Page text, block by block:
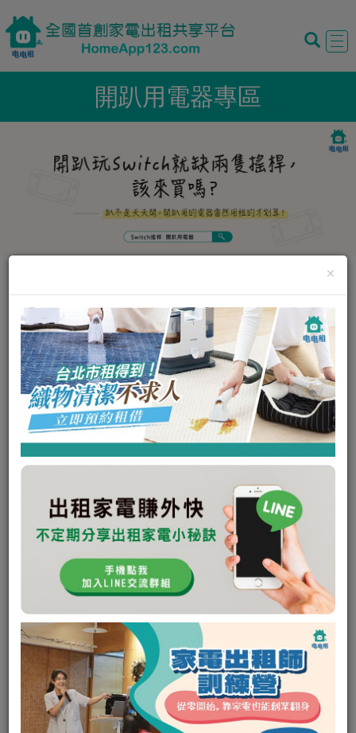
開趴用電器專區
全部分類
僅限現在可租
SANSUI山水 藍牙喇叭 無線K歌神麥
可出租
瞭解更多
×